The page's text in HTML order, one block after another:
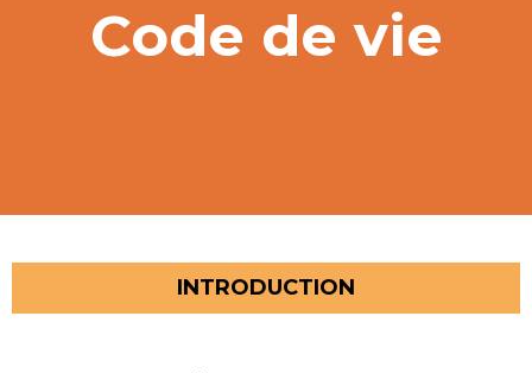
Code de vie
INTRODUCTION